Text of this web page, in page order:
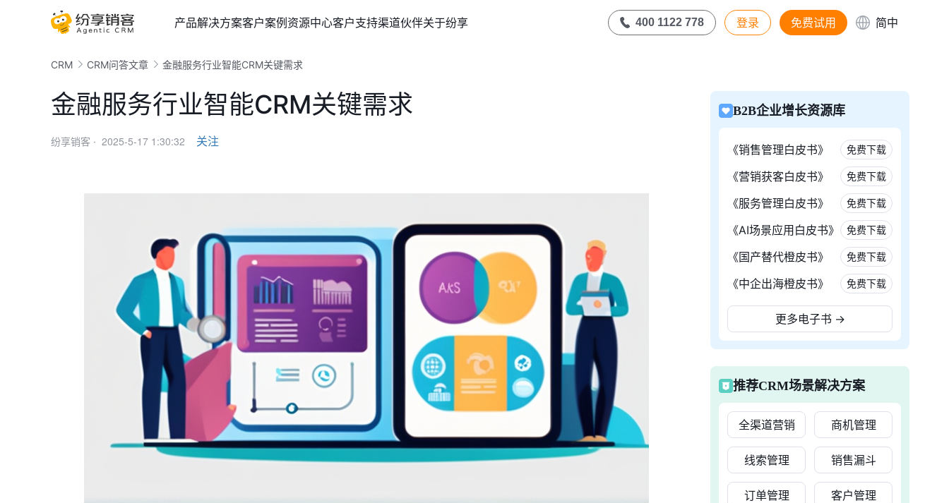
产品解决方案客户案例资源中心客户支持渠道伙伴关于纷享 400 1122 778 登录 免费试用 简中
CRM CRM问答文章 金融服务行业智能CRM关键需求
金融服务行业智能CRM关键需求
纷享销客 · 2025-5-17 1:30:32 关注
B2B企业增长资源库
《销售管理白皮书》 免费下载
《营销获客白皮书》 免费下载
《服务管理白皮书》 免费下载
《AI场景应用白皮书》 免费下载
《国产替代橙皮书》 免费下载
《中企出海橙皮书》 免费下载
更多电子书 →
推荐CRM场景解决方案
全渠道营销 商机管理
线索管理 销售漏斗
订单管理 客户管理